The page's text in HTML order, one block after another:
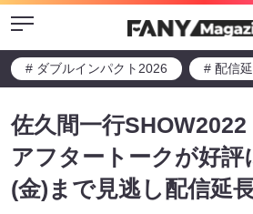
Menu
# ダブルインパクト2026 # 配信
佐久間一行
アフタートークが好評
(金)まで見逃し配信延